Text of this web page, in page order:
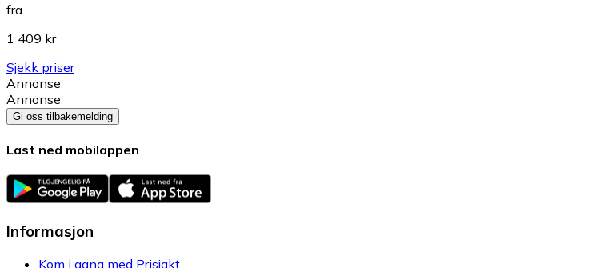
fra
1 409 kr
Sjekk priser
Annonse
Annonse
Gi oss tilbakemelding
Last ned mobilappen
Informasjon
Kom i gang med Prisjakt